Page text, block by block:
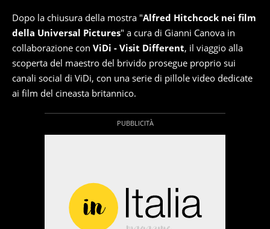
Dopo la chiusura della mostra "Alfred Hitchcock nei film
della Universal Pictures" a cura di Gianni Canova in
collaborazione con ViDi - Visit Different, il viaggio alla
scoperta del maestro del brivido prosegue proprio sui
canali social di ViDi, con una serie di pillole video dedicate
ai film del cineasta britannico.